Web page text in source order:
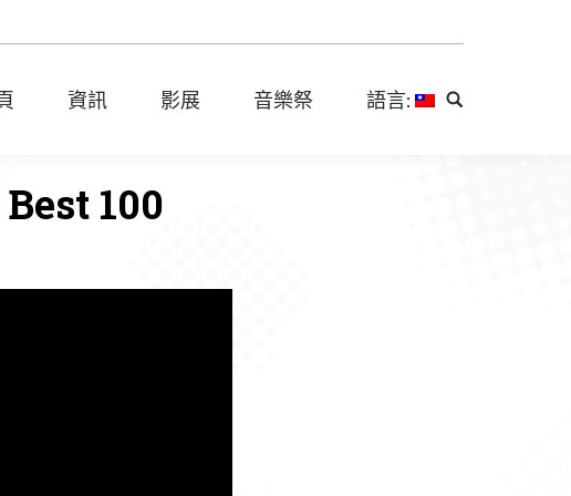
資訊 影展 音樂祭 語言: Search:
100
資訊 影展 音樂祭 語言: Search: